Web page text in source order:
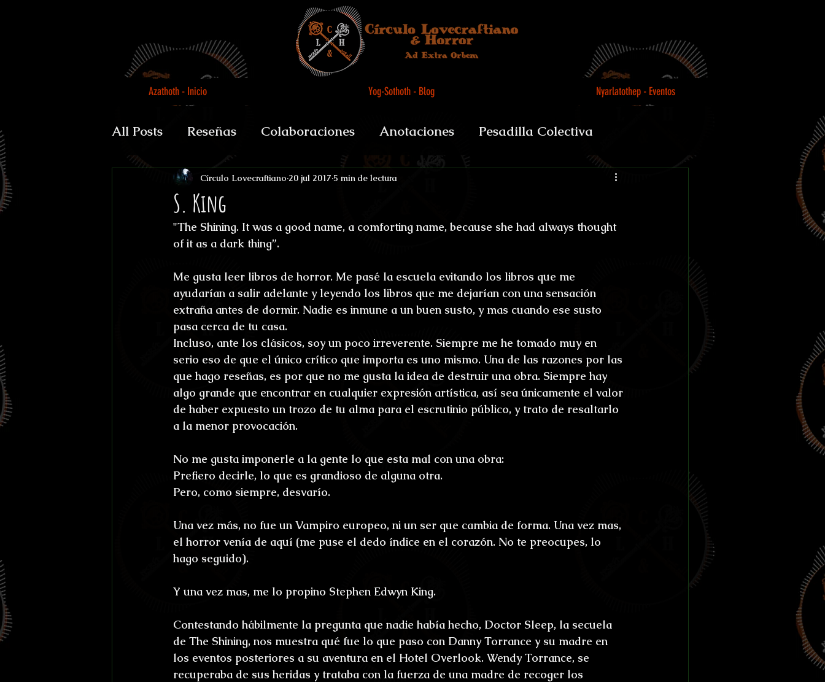
Azathoth - Inicio Yog-Sothoth - Blog Nyarlatothep - Eventos
All Posts Reseñas Colaboraciones Anotaciones Pesadilla Colectiva
Auguratricis, sirenibus et alii Biografías y datos
Gabinete de la Dra. Psychopomps Tenebris Medicinae Officium
Efemérides y celebraciones Bestiario del Horror Los últimos días de Anthibitas
Reto Stefan Koidl
L'horreur En Haute Couture Relatos Relatos Ganadores Horresco Referens
Susurros Innombrables
S. King
Círculo Lovecraftiano 20 jul 2017 5 min de lectura
"The Shining. It was a good name, a comforting name, because she had always thought
of it as a dark thing”.
Me gusta leer libros de horror. Me pasé la escuela evitando los libros que me
ayudarían a salir adelante y leyendo los libros que me dejarían con una sensación
extraña antes de dormir. Nadie es inmune a un buen susto, y mas cuando ese susto
pasa cerca de tu casa.
Incluso, ante los clásicos, soy un poco irreverente. Siempre me he tomado muy en
serio eso de que el único crítico que importa es uno mismo. Una de las razones por las
que hago reseñas, es por que no me gusta la idea de destruir una obra. Siempre hay
algo grande que encontrar en cualquier expresión artística, así sea únicamente el valor
de haber expuesto un trozo de tu alma para el escrutinio público, y trato de resaltarlo
a la menor provocación.
No me gusta imponerle a la gente lo que esta mal con una obra:
Prefiero decirle, lo que es grandioso de alguna otra.
Pero, como siempre, desvarío.
Una vez más, no fue un Vampiro europeo, ni un ser que cambia de forma. Una vez mas,
el horror venía de aquí (me puse el dedo índice en el corazón. No te preocupes, lo
hago seguido).
Y una vez mas, me lo propino Stephen Edwyn King.
Contestando hábilmente la pregunta que nadie había hecho, Doctor Sleep, la secuela
de The Shining, nos muestra qué fue lo que paso con Danny Torrance y su madre en
los eventos posteriores a su aventura en el Hotel Overlook. Wendy Torrance, se
recuperaba de sus heridas y trataba con la fuerza de una madre de recoger los